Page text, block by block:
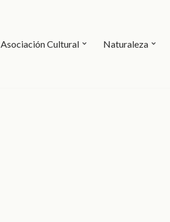
Asociación Cultural Naturaleza